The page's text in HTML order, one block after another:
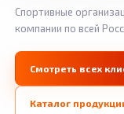
Спортивные
компании по всей
Смотреть всех
Каталог